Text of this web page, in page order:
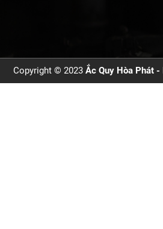
Copyright © 2023 Ắc Quy Hòa Phát -